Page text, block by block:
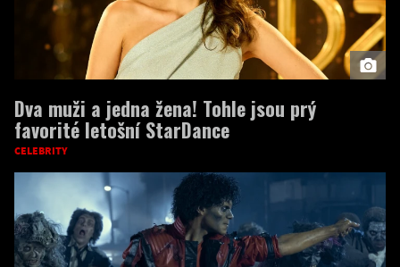
Dva muži a jedna žena! Tohle jsou prý
favorité letošní StarDance
CELEBRITY